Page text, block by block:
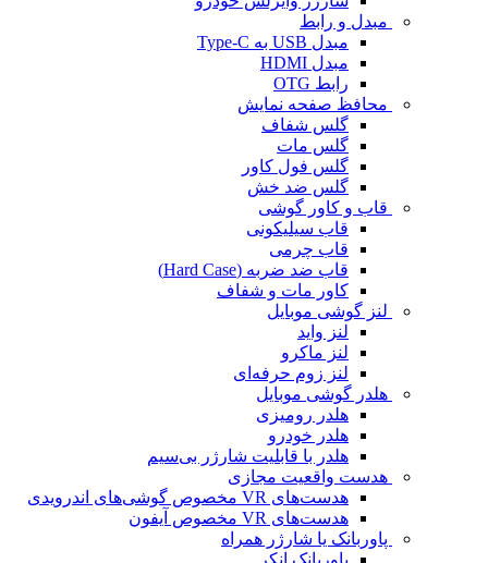
مبدل و رابط
مبدل USB به Type-C
مبدل HDMI
رابط OTG
محافظ صفحه نمایش
گلس شفاف
گلس مات
گلس فول کاور
گلس ضد خش
قاب و کاور گوشی
قاب سیلیکونی
قاب چرمی
قاب ضد ضربه (Hard Case)
کاور مات و شفاف
لنز گوشی موبایل
لنز واید
لنز ماکرو
لنز زوم حرفه‌ای
هلدر گوشی موبایل
هلدر رومیزی
هلدر خودرو
هلدر با قابلیت شارژر بی‌سیم
هدست واقعیت مجازی
هدست‌های VR مخصوص گوشی‌های اندرویدی
هدست‌های VR مخصوص آیفون
پاوربانک یا شارژر همراه